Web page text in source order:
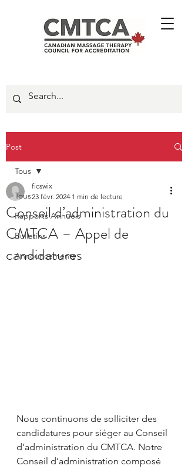
Post
Tous
Rapports Annuels
Bulletins
Announcements
Tous
Conseil d’administration du
CMTCA – Appel de
candidatures
ficswix
23 févr. 2024 1 min de lecture
Nous continuons de solliciter des
candidatures pour siéger au Conseil
d’administration du CMTCA. Notre
Conseil d’administration composé